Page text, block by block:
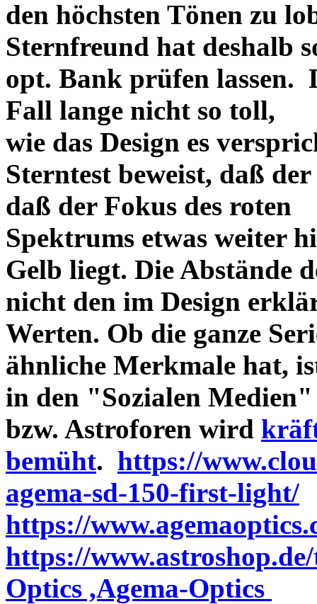
den höchsten Tönen zu
Sternfreund hat deshalb
opt. Bank prüfen lassen.
Fall lange nicht so toll,
wie das Design es
Sterntest beweist, daß
daß der Fokus des roten
Spektrums etwas weiter
Gelb liegt. Die Abstände
nicht den im Design
Werten. Ob die ganze
ähnliche Merkmale hat,
in den "Sozialen Medien"
bzw. Astroforen wird
bemüht. https://
agema-sd-150-first-light/
https://
https://
Optics ,Agema-Optics